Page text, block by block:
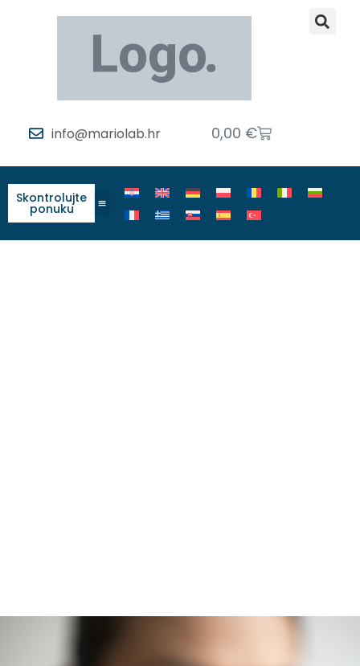
info@mariolab.hr 0,00 €
Skontrolujte
ponuku